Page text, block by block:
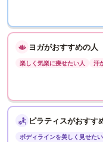
ヨガがおすすめの人
楽しく気楽に痩せたい人 汗
ピラティスがおすす
ボディラインを美しく見せた